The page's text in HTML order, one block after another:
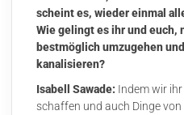
scheint es, wieder einmal
Wie gelingt es ihr und euch,
bestmöglich umzugehen
kanalisieren?
Isabell Sawade: Indem wir
schaffen und auch Dinge